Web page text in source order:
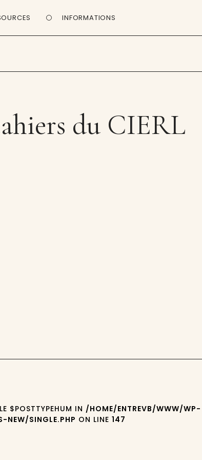
INFORMATIONS
du CIERL
$POSTTYPEHUM IN /HOME/ENTREVB/WWW/WP-
NEW/SINGLE.PHP ON LINE147